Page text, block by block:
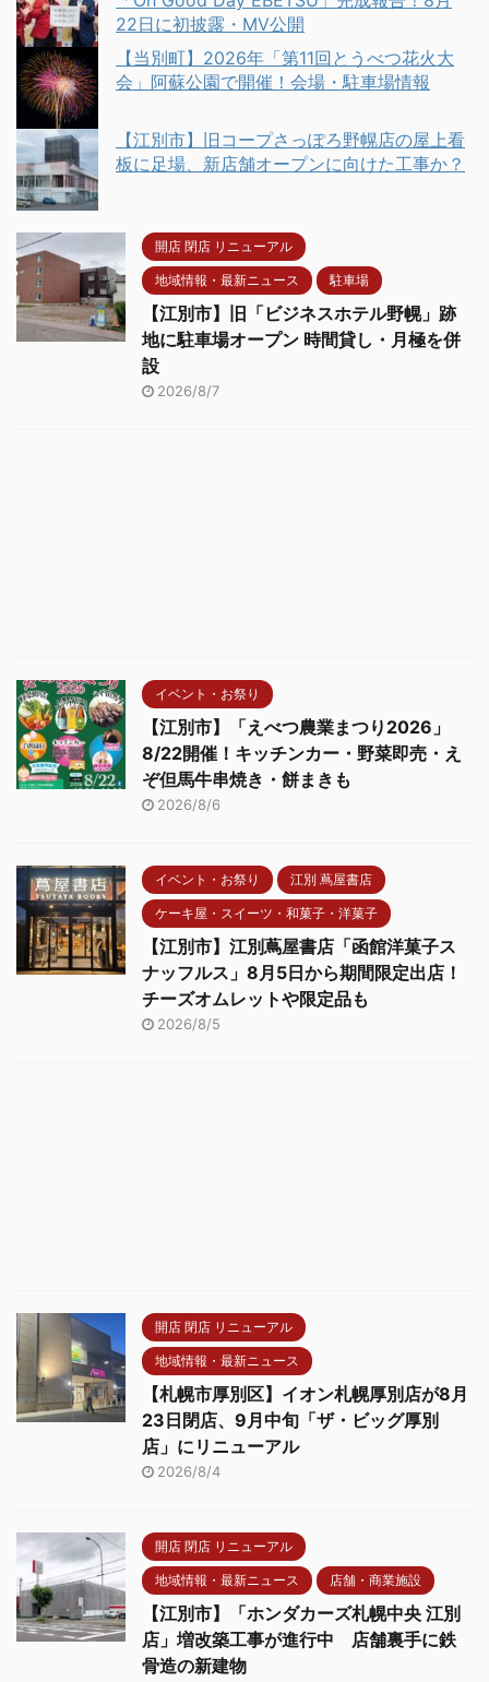
22日に初披露・MV公開
【当別町】2026年「第11回とうべつ花火大
会」阿蘇公園で開催！会場・駐車場情報
【江別市】旧コープさっぽろ野幌店の屋上看
板に足場、新店舗オープンに向けた工事か？
開店 閉店 リニューアル
地域情報・最新ニュース 駐車場
【江別市】旧「ビジネスホテル野幌」跡
地に駐車場オープン 時間貸し・月極を併
設
2026/8/7
イベント・お祭り
【江別市】「えべつ農業まつり2026」
8/22開催！キッチンカー・野菜即売・え
ぞ但馬牛串焼き・餅まきも
2026/8/6
イベント・お祭り 江別 蔦屋書店
ケーキ屋・スイーツ・和菓子・洋菓子
【江別市】江別蔦屋書店「函館洋菓子ス
ナッフルス」8月5日から期間限定出店！
チーズオムレットや限定品も
2026/8/5
開店 閉店 リニューアル
地域情報・最新ニュース
【札幌市厚別区】イオン札幌厚別店が8月
23日閉店、9月中旬「ザ・ビッグ厚別
店」にリニューアル
2026/8/4
開店 閉店 リニューアル
地域情報・最新ニュース 店舗・商業施設
【江別市】「ホンダカーズ札幌中央 江別
店」増改築工事が進行中 店舗裏手に鉄
骨造の新建物